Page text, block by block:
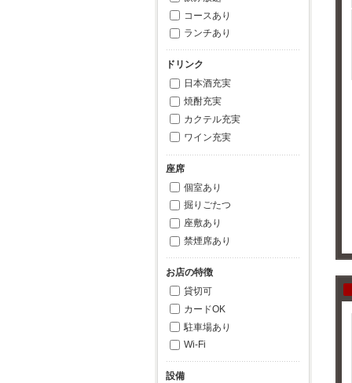
コースあり
ランチあり
ドリンク
日本酒充実
焼酎充実
カクテル充実
ワイン充実
座席
個室あり
掘りごたつ
座敷あり
禁煙席あり
お店の特徴
貸切可
カードOK
駐車場あり
Wi-Fi
設備